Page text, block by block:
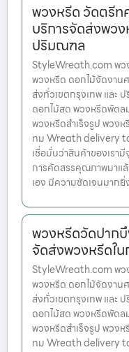
พวงหรีด วัดตรีท
บริการจัดส่งพวง
ปริมณฑล
StyleWreath.com พว
พวงหรีด ดอกไม้จัดงาน
ส่งทั่วเขตกรุงเทพ และ
ดอกไม้สด พวงหรีดพัดล
พวงหรีดสำเร็จรูป พวง
ทม Wreath delivery
เชื่อมั่นว่าสินค้าของเรา
การคัดสรรคุณภาพมาแ
เอง มีความชัดเจนมาก
พวงหรีดวัดปาก
จัดส่งพวงหรีดใ
StyleWreath.com พว
พวงหรีด ดอกไม้จัดงาน
ส่งทั่วเขตกรุงเทพ และ
ดอกไม้สด พวงหรีดพัดล
พวงหรีดสำเร็จรูป พวง
ทม Wreath delivery